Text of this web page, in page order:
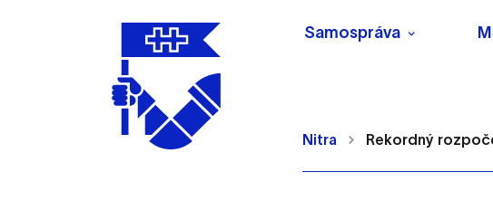
Samospráva
Nitra Rekordný